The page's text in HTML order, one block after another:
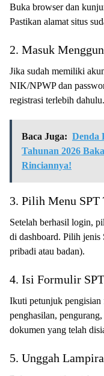
Buka browser dan
Pastikan alamat situs
2. Masuk
Jika sudah memiliki
NIK/NPWP dan
registrasi terlebih dahulu.
Baca Juga: Denda
Tahunan 2026
Rinciannya!
3. Pilih Menu SPT
Setelah berhasil login,
di dashboard. Pilih jenis
pribadi atau badan).
4. Isi Formulir
Ikuti petunjuk
penghasilan,
dokumen yang telah
5. Unggah